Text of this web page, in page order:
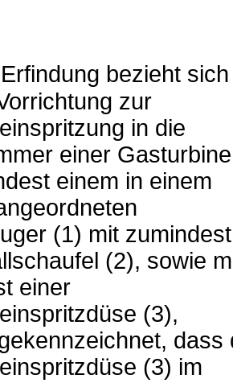
bezieht sich
zur
in die
einer
einem in einem
(1) mit zumindest
(2), sowie
einer
(3),
dass
(3) im